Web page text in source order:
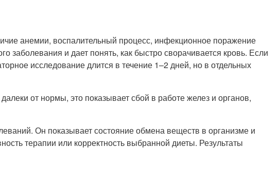
анемии, воспалительный процесс, инфекционное поражение
заболевания и дает понять, как быстро сворачивается кровь. Если
исследование длится в течение 1–2 дней, но в отдельных
от нормы, это показывает сбой в работе желез и органов,
Он показывает состояние обмена веществ в организме и
терапии или корректность выбранной диеты. Результаты